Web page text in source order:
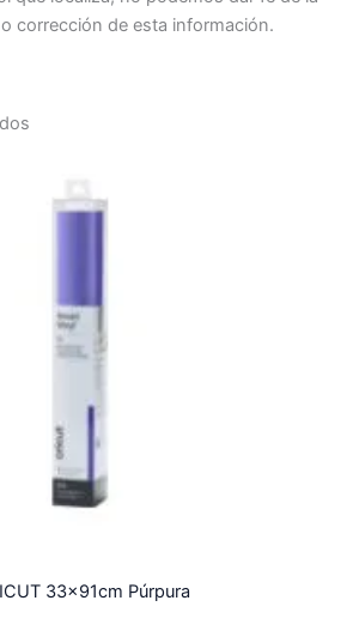
corrección de esta información.
33x91cm Púrpura